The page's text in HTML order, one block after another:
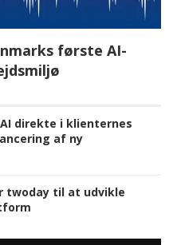
første AI-
direkte i klienternes
af ny
twoday til at udvikle